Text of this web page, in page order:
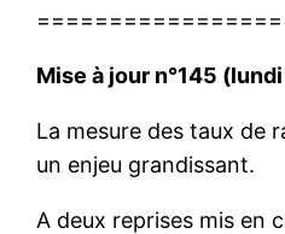
Mise à jour n°145
La mesure des taux de
un enjeu grandissant.
A deux reprises mis en